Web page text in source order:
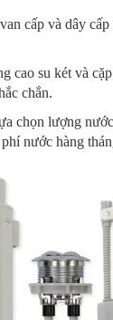
cấp và dây
cao su két và
chắn.
chọn lượng
nước hàng